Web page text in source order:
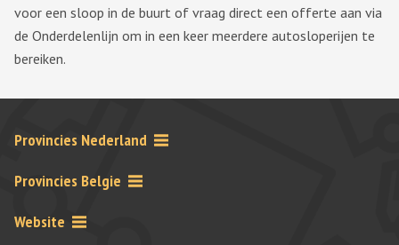
voor een sloop in de buurt of vraag direct een offerte aan via
de Onderdelenlijn om in een keer meerdere autosloperijen te
bereiken.
Provincies Nederland
Provincies Belgie
Website